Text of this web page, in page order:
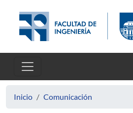
Inicio Comunicación